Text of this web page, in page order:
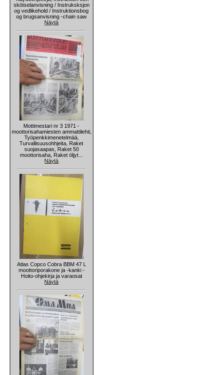
skötselanvisning / Instruksksjon
og vedlikehold / Instruktionsbog
og brugsanvisning -chain saw
Näytä
Mottimestari nr 3 1971 -
moottorisahamiesten ammattilehti,
Työpenkkimenetelmää,
Turvallisuusohhjeita, Raket
suojasaapas, Raket 50
moottorisaha, Raket öljyt...
Näytä
Atlas Copco Cobra BBM 47 L
moottoriporakone ja -kanki -
Hoito-ohjekirja ja varaosat
Näytä